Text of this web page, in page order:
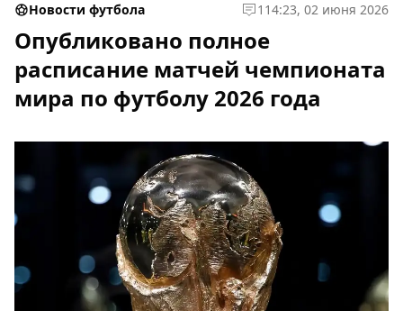
Новости футбола 1 14:23, 02 июня 2026
Опубликовано полное
расписание матчей чемпионата
мира по футболу 2026 года